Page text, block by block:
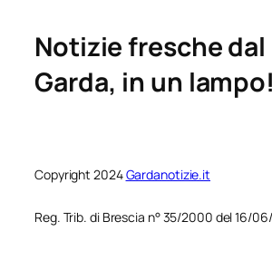
Notizie fresche dal
Garda, in un lampo!
Copyright 2024Gardanotizie.it
Reg. Trib. di Brescia n° 35/2000 del 16/